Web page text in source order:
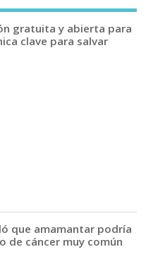
gratuita y abierta para
clave para salvar
que amamantar podría
de cáncer muy común